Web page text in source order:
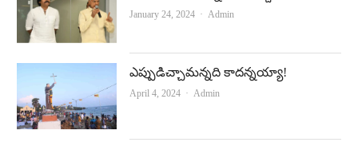
January 24, 2024 Author
Admin
ఎప్పుడిచ్చామన్నది కాదన్నయ్యా!
April 4, 2024 Author
Admin